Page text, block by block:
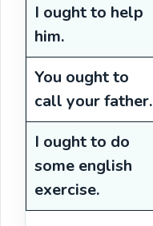
I ought to help
him.
You ought to
call your father.
I ought to do
some english
exercise.